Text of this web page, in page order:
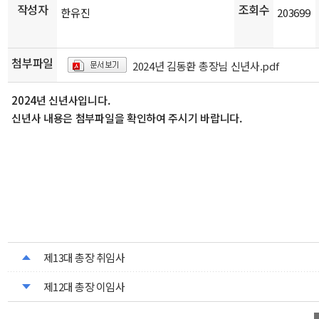
작성자 한유진 조회수 203699
첨부파일 2024년 김동환 총장님 신년사.pdf
2024년 신년사입니다.
신년사 내용은 첨부파일을 확인하여 주시기 바랍니다.
제13대 총장 취임사
제12대 총장 이임사